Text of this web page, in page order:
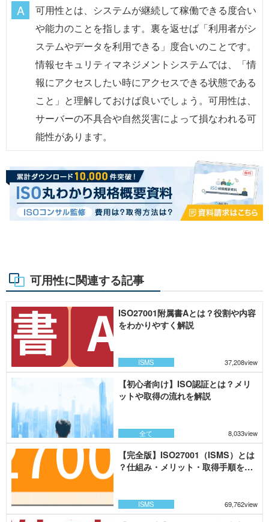
可用性とは、システムが継続して稼働できる度合い
や能力のことを指します。裏を返せば「利用者がシ
ステムやデータを利用できる」度合いのことです。
情報セキュリティマネジメントシステムでは、「情
報にアクセスしたい時にアクセスできる状態である
こと」と理解しておけば良いでしょう。可用性は、
サーバーの不具合や自然災害によって損なわれる可
能性があります。
可用性に関連する記事
ISMS 37,208view
ISO27001附属書Aとは？役割や内容
をわかりやすく解説
全て 8,033view
【初心者向け】ISO認証とは？メリ
ットや取得の流れを解説
ISMS 69,762view
【完全版】ISO27001（ISMS）とは
？仕組み・メリット・取得手順を解